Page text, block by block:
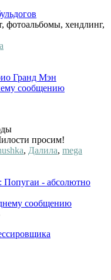
фотоальбомы, хендлинг,
Гранд Мэн
сообщению
просим!
, Далила, mega
Попугаи - абсолютно
сообщению